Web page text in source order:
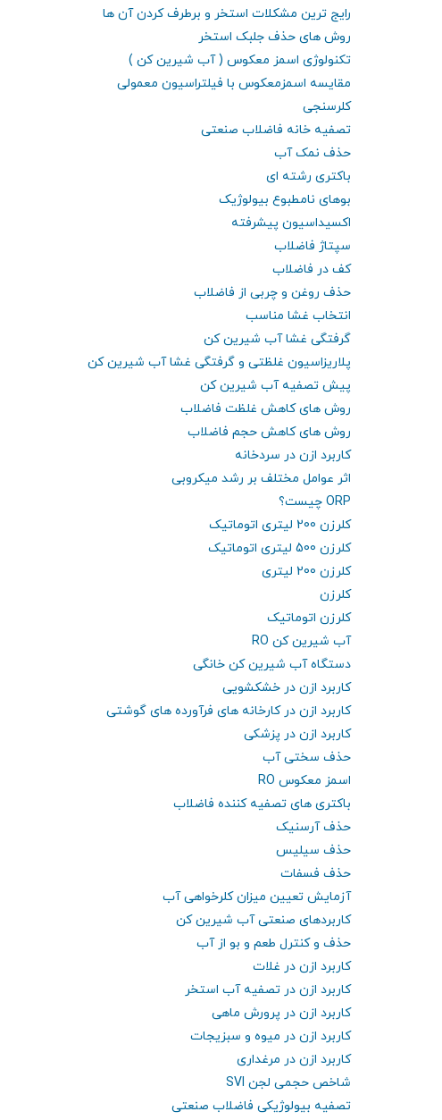
رایج ترین مشکلات استخر و برطرف کردن آن ها
روش های حذف جلبک استخر
تکنولوژی اسمز معکوس ( آب شیرین کن )
مقایسه اسمزمعکوس با فیلتراسیون معمولی
کلرسنجی
تصفیه خانه فاضلاب صنعتی
حذف نمک آب
باکتری رشته ای
بوهای نامطبوع بیولوژیک
اکسیداسیون پیشرفته
سپتاژ فاضلاب
کف در فاضلاب
حذف روغن و چربی از فاضلاب
انتخاب غشا مناسب
گرفتگی غشا آب شیرین کن
پلاریزاسیون غلظتی و گرفتگی غشا آب شیرین کن
پیش تصفیه آب شیرین کن
روش های کاهش غلظت فاضلاب
روش های کاهش حجم فاضلاب
کاربرد ازن در سردخانه
اثر عوامل مختلف بر رشد میکروبی
ORP چیست؟
کلرزن 200 لیتری اتوماتیک
کلرزن 500 لیتری اتوماتیک
کلرزن 200 لیتری
کلرزن
کلرزن اتوماتیک
آب شیرین کن RO
دستگاه آب شیرین کن خانگی
کاربرد ازن در خشکشویی
کاربرد ازن در کارخانه های فرآورده های گوشتی
کاربرد ازن در پزشکی
حذف سختی آب
اسمز معکوس RO
باکتری های تصفیه کننده فاضلاب
حذف آرسنیک
حذف سیلیس
حذف فسفات
آزمایش تعیین میزان کلرخواهی آب
کاربردهای صنعتی آب شیرین کن
حذف و کنترل طعم و بو از آب
کاربرد ازن در غلات
کاربرد ازن در تصفیه آب استخر
کاربرد ازن در پرورش ماهی
کاربرد ازن در میوه و سبزیجات
کاربرد ازن در مرغداری
شاخص حجمی لجن SVI
تصفیه بیولوژیکی فاضلاب صنعتی